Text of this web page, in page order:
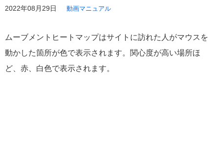
2022年08月29日 動画マニュアル
ムーブメントヒートマップはサイトに訪れた人がマウスを
動かした箇所が色で表示されます。関心度が高い場所ほ
ど、赤、白色で表示されます。